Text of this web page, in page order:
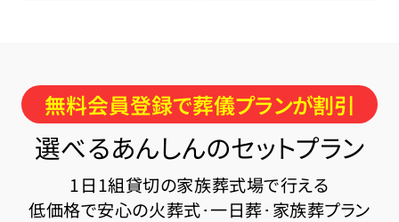
無料会員登録で葬儀プランが割引
選べるあんしんのセットプラン
1日1組貸切の家族葬式場で行える
低価格で安心の火葬式･一日葬･家族葬プラン